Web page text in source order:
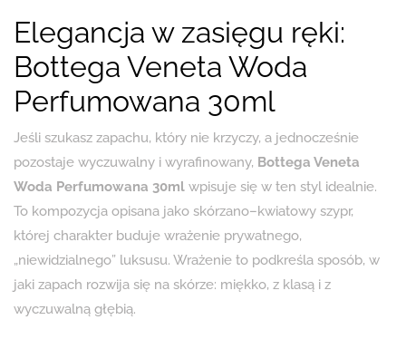
Elegancja w zasięgu ręki:
Bottega Veneta Woda
Perfumowana 30ml
Jeśli szukasz zapachu, który nie krzyczy, a jednocześnie
pozostaje wyczuwalny i wyrafinowany, Bottega Veneta
Woda Perfumowana 30ml wpisuje się w ten styl idealnie.
To kompozycja opisana jako skórzano–kwiatowy szypr,
której charakter buduje wrażenie prywatnego,
„niewidzialnego” luksusu. Wrażenie to podkreśla sposób, w
jaki zapach rozwija się na skórze: miękko, z klasą i z
wyczuwalną głębią.